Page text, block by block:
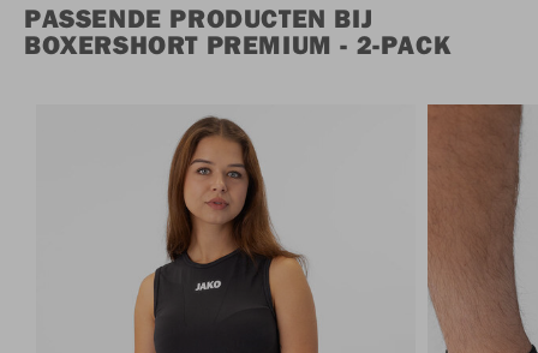
PASSENDE PRODUCTEN BIJ
BOXERSHORT PREMIUM - 2-PACK